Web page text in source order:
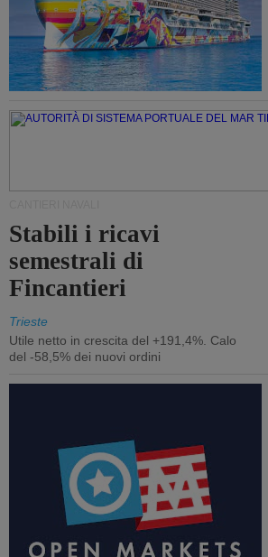
Stabili i ricavi
semestrali di
Fincantieri
Trieste
Utile netto in crescita del +191,4%. Calo
del -58,5% dei nuovi ordini